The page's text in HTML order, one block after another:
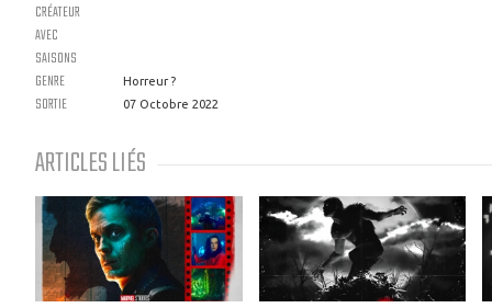
CRÉATEUR
AVEC
SAISONS
GENRE
Horreur ?
SORTIE 07 Octobre 2022
ARTICLES LIÉS